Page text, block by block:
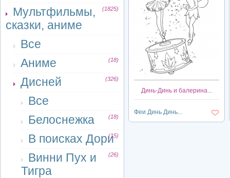
Мультфильмы,
сказки, аниме
(1825)
Все
Аниме
(18)
Дисней (326)
Все
Белоснежка
(18)
В поисках Дори(15)
Винни Пух и
Тигра
(26)
Динь-Динь и балерина...
Феи Динь Динь...